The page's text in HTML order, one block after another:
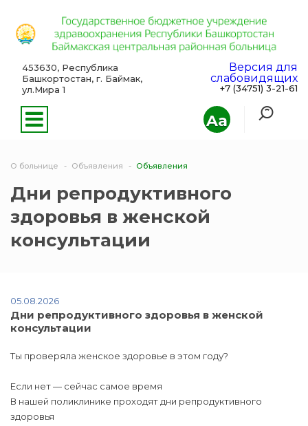
Aa
453630, Республика
Башкортостан, г. Баймак,
ул.Мира 1
Версия для
слабовидящих
+7 (34751) 3-21-61
О больнице Объявления Объявления
Дни репродуктивного
здоровья в женской
консультации
05.08.2026
Дни репродуктивного здоровья в женской
консультации
Ты проверяла женское здоровье в этом году?
Если нет — сейчас самое время
В нашей поликлинике проходят дни репродуктивного
здоровья